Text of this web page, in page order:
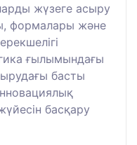
жүзеге асыру
формалары және
ғылымындағы
басты
басқару